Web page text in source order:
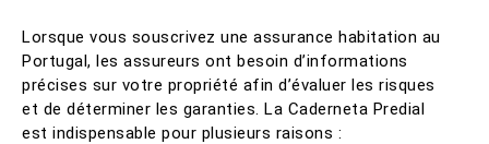
Lorsque vous souscrivez une assurance habitation au
Portugal, les assureurs ont besoin d’informations
précises sur votre propriété afin d’évaluer les risques
et de déterminer les garanties. La Caderneta Predial
est indispensable pour plusieurs raisons :